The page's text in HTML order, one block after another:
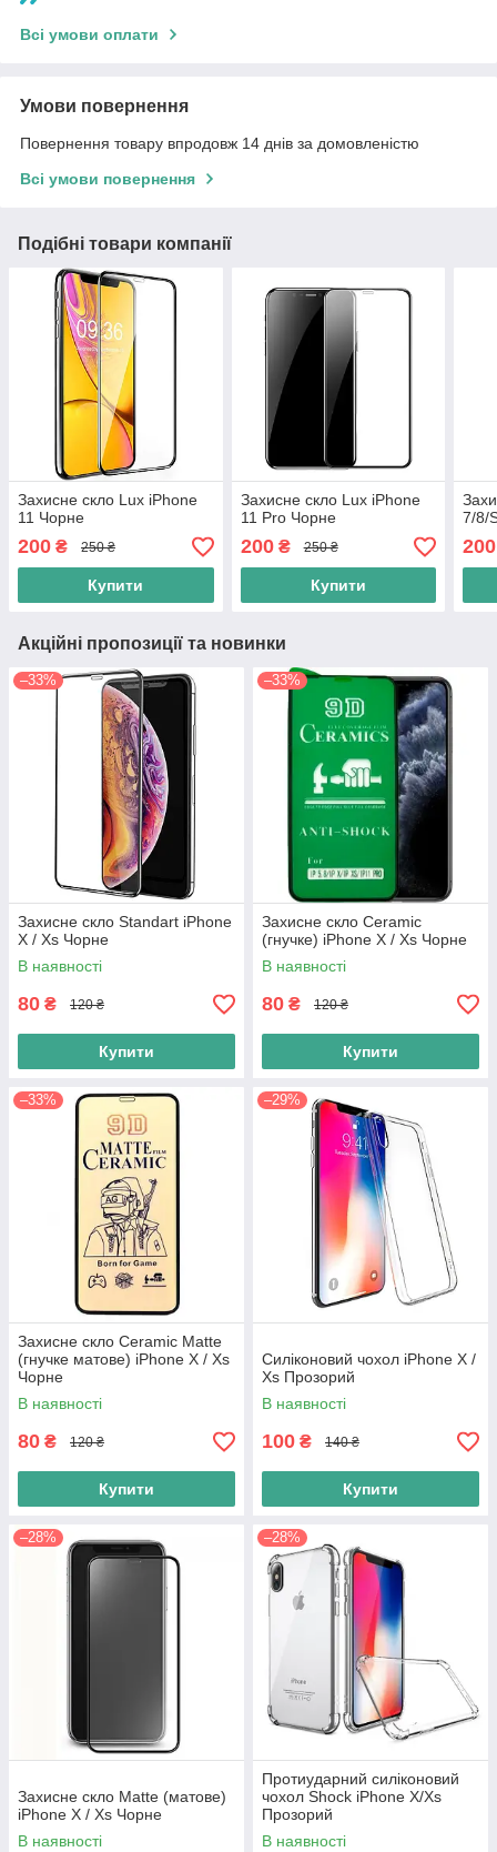
Всі умови оплати
Умови повернення
Повернення товару впродовж 14 днів за домовленістю
Всі умови повернення
Подібні товари компанії
Захисне скло Lux iPhone
11 Чорне
200 ₴ 250 ₴
Купити
Захисне скло Lux iPhone
11 Pro Чорне
200₴ 250 ₴
Купити
7/8/
200
Акційні пропозиції та новинки
–33%
Захисне скло Standart iPhone
X / Xs Чорне
В наявності
80 ₴ 120 ₴
Купити
–33%
Захисне скло Ceramic
(гнучке) iPhone X / Xs Чорне
В наявності
80 ₴ 120 ₴
Купити
–33%
Захисне скло Ceramic Matte
(гнучке матове) iPhone X / Xs
Чорне
В наявності
80 ₴ 120 ₴
Купити
–29%
Силіконовий чохол iPhone X /
Xs Прозорий
В наявності
100 ₴ 140 ₴
Купити
–28%
Захисне скло Matte (матове)
iPhone X / Xs Чорне
В наявності
–28%
Протиударний силіконовий
чохол Shock iPhone X/Xs
Прозорий
В наявності